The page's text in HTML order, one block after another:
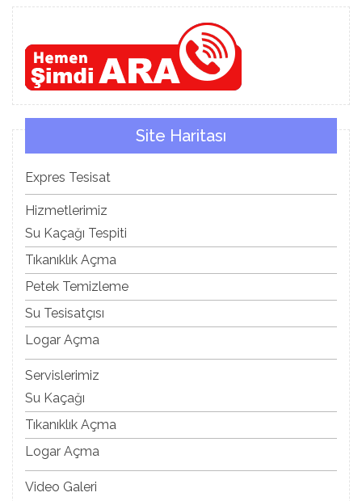
Site Haritası
Expres Tesisat
Hizmetlerimiz
Su Kaçağı Tespiti
Tıkanıklık Açma
Petek Temizleme
Su Tesisatçısı
Logar Açma
Servislerimiz
Su Kaçağı
Tıkanıklık Açma
Logar Açma
Video Galeri